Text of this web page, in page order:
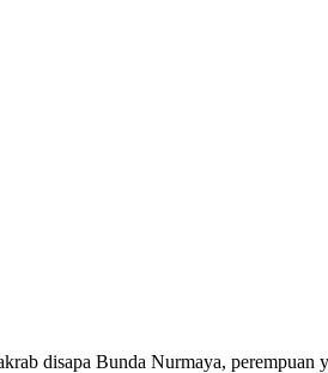
disapa Bunda Nurmaya,